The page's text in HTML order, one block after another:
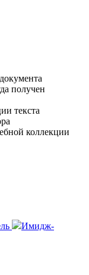
получен
текста
коллекции
Имидж-